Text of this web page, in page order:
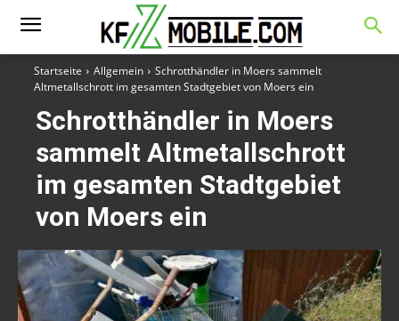
Startseite Allgemein
Schrotthändler in Moers sammelt
Altmetallschrott im gesamten Stadtgebiet von Moers ein
Schrotthändler in Moers
sammelt Altmetallschrott
im gesamten Stadtgebiet
von Moers ein